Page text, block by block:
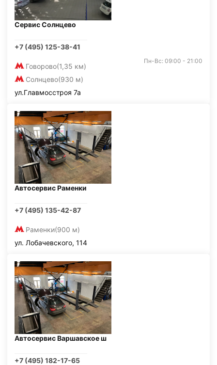
Сервис Солнцево
+7 (495) 125-38-41
Говорово(1,35 км)
Солнцево(930 м)
Пн-Вс: 09:00 - 21:00
ул.Главмосстроя 7а
Автосервис Раменки
+7 (495) 135-42-87
Раменки(900 м)
ул. Лобачевского, 114
Автосервис Варшавское ш
+7 (495) 182-17-65